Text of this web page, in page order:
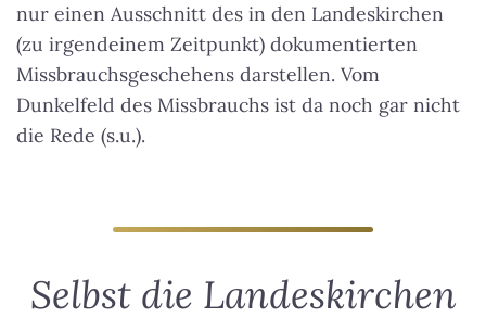
nur einen Ausschnitt des in den Landeskirchen
(zu irgendeinem Zeitpunkt) dokumentierten
Missbrauchsgeschehens darstellen. Vom
Dunkelfeld des Missbrauchs ist da noch gar nicht
die Rede (s.u.).
Selbst die Landeskirchen